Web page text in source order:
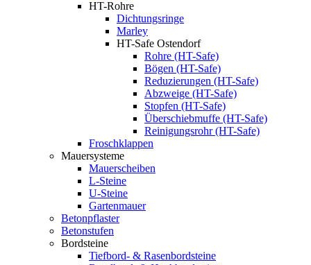
HT-Rohre
Dichtungsringe
Marley
HT-Safe Ostendorf
Rohre (HT-Safe)
Bögen (HT-Safe)
Reduzierungen (HT-Safe)
Abzweige (HT-Safe)
Stopfen (HT-Safe)
Überschiebmuffe (HT-Safe)
Reinigungsrohr (HT-Safe)
Froschklappen
Mauersysteme
Mauerscheiben
L-Steine
U-Steine
Gartenmauer
Betonpflaster
Betonstufen
Bordsteine
Tiefbord- & Rasenbordsteine